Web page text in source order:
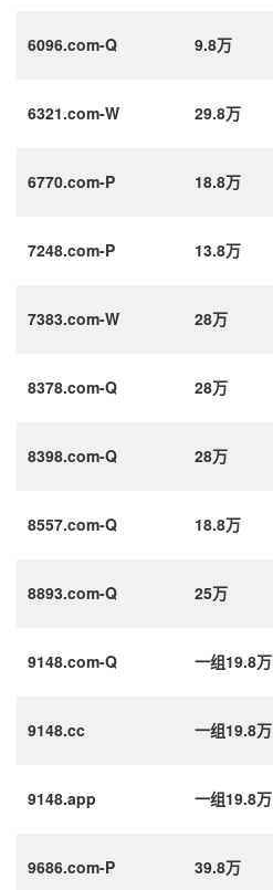
6096.com-Q 9.8万
6321.com-W 29.8万
6770.com-P 18.8万
7248.com-P 13.8万
7383.com-W 28万
8378.com-Q 28万
8398.com-Q 28万
8557.com-Q 18.8万
8893.com-Q 25万
9148.com-Q 一组19.8万
9148.cc 一组19.8万
9148.app 一组19.8万
9686.com-P 39.8万